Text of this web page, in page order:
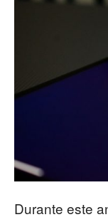
Durante este